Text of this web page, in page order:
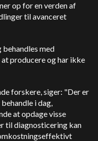
op for en verden af
til avanceret
behandles med
producere og har ikke
forskere, siger: "Der er
i dag,
at opdage visse
til diagnosticering kan